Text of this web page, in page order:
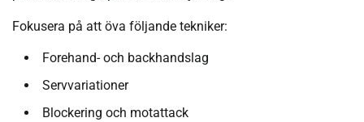
Fokusera på att öva följande tekniker:
Forehand- och backhandslag
Servvariationer
Blockering och motattack